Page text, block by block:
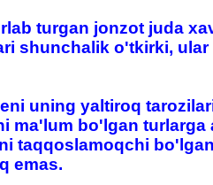
turgan jonzot juda
shunchalik o'tkirki,
uning yaltiroq
ma'lum bo'lgan turlarga
taqqoslamoqchi
emas.